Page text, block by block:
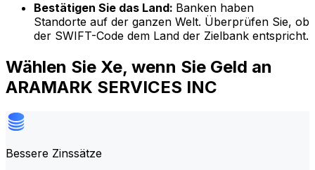
Bestätigen Sie das Land: Banken haben
Standorte auf der ganzen Welt. Überprüfen Sie, ob
der SWIFT-Code dem Land der Zielbank entspricht.
Wählen Sie Xe, wenn Sie Geld an
ARAMARK SERVICES INC
Bessere Zinssätze